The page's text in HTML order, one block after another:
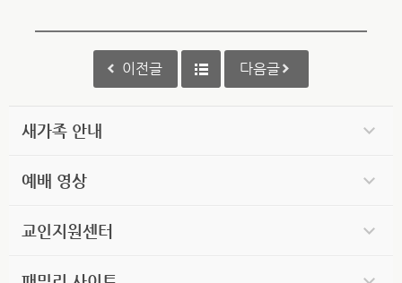
이전글 다음글
새가족 안내
예배 영상
교인지원센터